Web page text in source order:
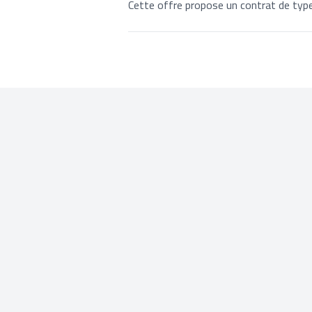
Cette offre propose un contrat de